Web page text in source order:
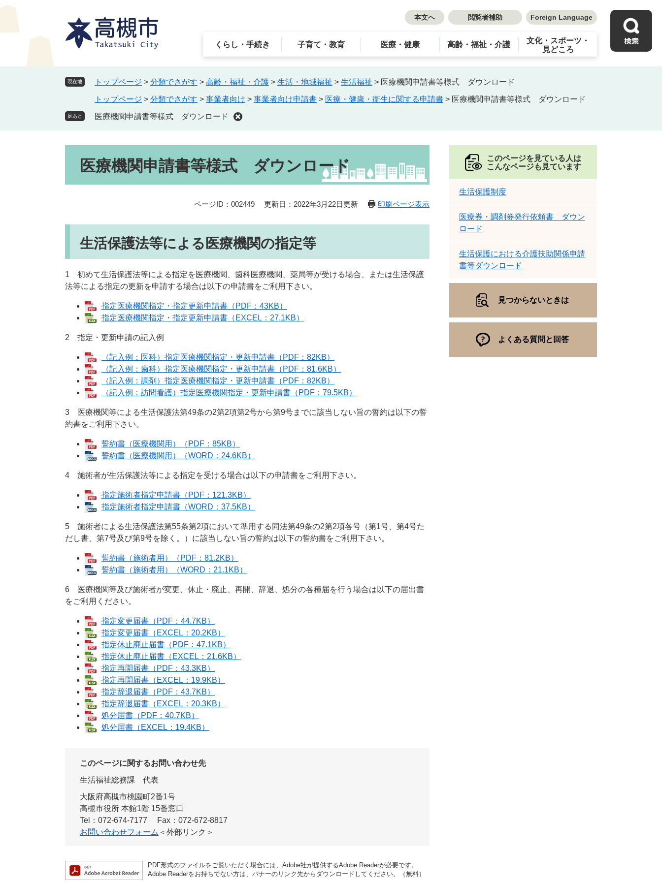
ペ
メ
本文へ 閲覧者補助 Foreign Language
くらし・手続き 子育て・教育 医療・健康 高齢・福祉・介護
文化・スポーツ・
見どころ
現在地 トップページ > 分類でさがす > 高齢・福祉・介護 > 生活・地域福祉 > 生活福祉 > 医療機関申請書等様式 ダウンロード
トップページ > 分類でさがす > 事業者向け > 事業者向け申請書 > 医療・健康・衛生に関する申請書 > 医療機関申請書等様式 ダウンロード
足あと 医療機関申請書等様式 ダウンロード
医療機関申請書等様式 ダウンロード
ページID：002449 更新日：2022年3月22日更新 印刷ページ表示
生活保護法等による医療機関の指定等
1 初めて生活保護法等による指定を医療機関、歯科医療機関、薬局等が受ける場合、または生活保護
法等による指定の更新を申請する場合は以下の申請書をご利用下さい。
指定医療機関指定・指定更新申請書（PDF：43KB）
指定医療機関指定・指定更新申請書（EXCEL：27.1KB）
2 指定・更新申請の記入例
（記入例：医科）指定医療機関指定・更新申請書（PDF：82KB）
（記入例：歯科）指定医療機関指定・更新申請書（PDF：81.6KB）
（記入例：調剤）指定医療機関指定・更新申請書（PDF：82KB）
（記入例：訪問看護）指定医療機関指定・更新申請書（PDF：79.5KB）
3 医療機関等による生活保護法第49条の2第2項第2号から第9号までに該当しない旨の誓約は以下の誓
約書をご利用下さい。
誓約書（医療機関用）（PDF：85KB）
誓約書（医療機関用）（WORD：24.6KB）
4 施術者が生活保護法等による指定を受ける場合は以下の申請書をご利用下さい。
指定施術者指定申請書（PDF：121.3KB）
指定施術者指定申請書（WORD：37.5KB）
5 施術者による生活保護法第55条第2項において準用する同法第49条の2第2項各号（第1号、第4号た
だし書、第7号及び第9号を除く。）に該当しない旨の誓約は以下の誓約書をご利用下さい。
誓約書（施術者用）（PDF：81.2KB）
誓約書（施術者用）（WORD：21.1KB）
6 医療機関等及び施術者が変更、休止・廃止、再開、辞退、処分の各種届を行う場合は以下の届出書
をご利用ください。
指定変更届書（PDF：44.7KB）
指定変更届書（EXCEL：20.2KB）
指定休止廃止届書（PDF：47.1KB）
指定休止廃止届書（EXCEL：21.6KB）
指定再開届書（PDF：43.3KB）
指定再開届書（EXCEL：19.9KB）
指定辞退届書（PDF：43.7KB）
指定辞退届書（EXCEL：20.3KB）
処分届書（PDF：40.7KB）
処分届書（EXCEL：19.4KB）
このページに関するお問い合わせ先
生活福祉総務課
代表
大阪府高槻市桃園町2番1号
高槻市役所 本館1階 15番窓口
Tel：072-674-7177
Fax：072-672-8817
お問い合わせフォーム ＜外部リンク＞
PDF形式のファイルをご覧いただく場合には、Adobe社が提供するAdobe Readerが必要です。
Adobe Readerをお持ちでない方は、バナーのリンク先からダウンロードしてください。（無料）
このページを見ている人は
こんなページも見ています
生活保護制度
医療券・調剤券発行依頼書 ダウン
ロード
生活保護における介護扶助関係申請
書等ダウンロード
見つからないときは
よくある質問と回答